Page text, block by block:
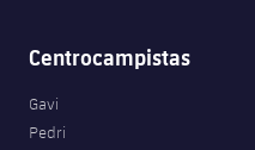
Centrocampistas
Gavi
Pedri